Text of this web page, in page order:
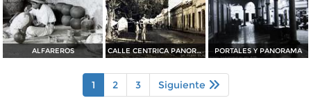
ALFAREROS CALLE CENTRICA PANORAMA San Pedro Tlaquepaque PORTALES Y PANORAMA
1 2 3 Siguiente